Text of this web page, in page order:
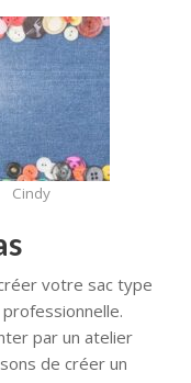
Cindy
votre sac type
par un atelier
de créer un